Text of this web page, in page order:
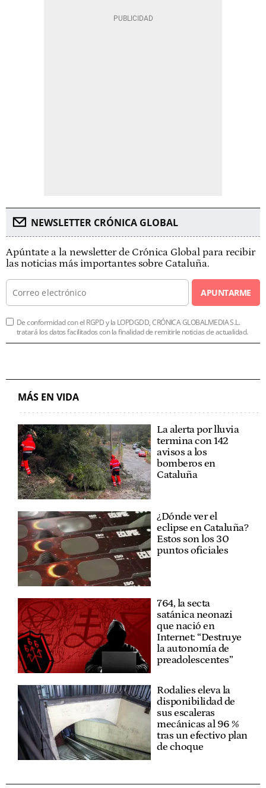
NEWSLETTER CRÓNICA GLOBAL
Apúntate a la newsletter de Crónica Global para recibir
las noticias más importantes sobre Cataluña.
APUNTARME
De conformidad con el RGPD y la LOPDGDD, CRÓNICA GLOBALMEDIA S.L.
tratará los datos facilitados con la finalidad de remitirle noticias de actualidad.
MÁS EN VIDA
La alerta por lluvia
termina con 142
avisos a los
bomberos en
Cataluña
¿Dónde ver el
eclipse en Cataluña?
Estos son los 30
puntos oficiales
764, la secta
satánica neonazi
que nació en
Internet: “Destruye
la autonomía de
preadolescentes”
Rodalies eleva la
disponibilidad de
sus escaleras
mecánicas al 96 %
tras un efectivo plan
de choque